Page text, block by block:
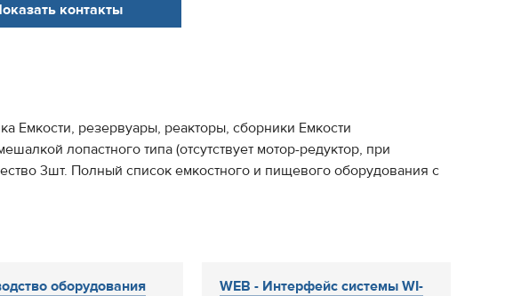
контакты
Емкости, резервуары, реакторы, сборники Емкости
лопастного типа (отсутствует мотор-редуктор, при
3шт. Полный список емкостного и пищевого оборудования с
оборудования
WEB - Интерфейс системы WI-